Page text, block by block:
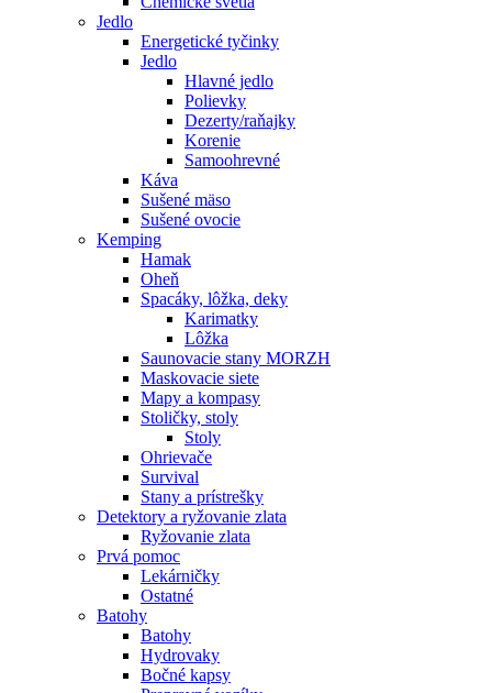
Jedlo
Energetické tyčinky
Jedlo
Hlavné jedlo
Polievky
Dezerty/raňajky
Korenie
Samoohrevné
Káva
Sušené mäso
Sušené ovocie
Kemping
Hamak
Oheň
Spacáky, lôžka, deky
Karimatky
Lôžka
Saunovacie stany MORZH
Maskovacie siete
Mapy a kompasy
Stoličky, stoly
Stoly
Ohrievače
Survival
Stany a prístrešky
Detektory a ryžovanie zlata
Ryžovanie zlata
Prvá pomoc
Lekárničky
Ostatné
Batohy
Batohy
Hydrovaky
Bočné kapsy